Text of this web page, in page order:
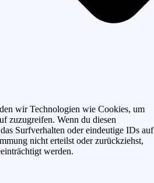
wir Technologien wie Cookies, um
zuzugreifen. Wenn du diesen
Surfverhalten oder eindeutige IDs auf
nicht erteilst oder zurückziehst,
werden.